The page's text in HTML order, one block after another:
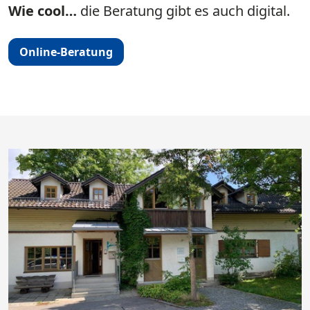
Wie cool… die Beratung gibt es auch digital.
Online-Beratung